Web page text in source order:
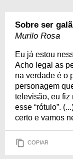
Sobre ser galã
Murilo Rosa
Eu já estou
Acho legal as
na verdade é o
personagem
televisão, eu fiz
esse “rótulo”.
certo e vamos
COPIAR